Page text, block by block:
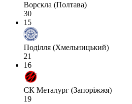
Ворскла (Полтава)
30
15
Поділля (Хмельницький)
21
16
СК Металург (Запоріжжя)
19